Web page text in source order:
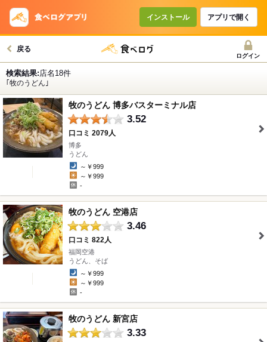
インストール アプリで開く
戻る
ログイン
検索結果:店名18件
｢牧のうどん｣
牧のうどん 博多バスターミナル店
3.52
口コミ 2079人
博多
うどん
～￥999
～￥999
-
" />
牧のうどん 空港店
3.46
口コミ 822人
福岡空港
うどん、そば
～￥999
～￥999
-
" />
牧のうどん 新宮店
3.33